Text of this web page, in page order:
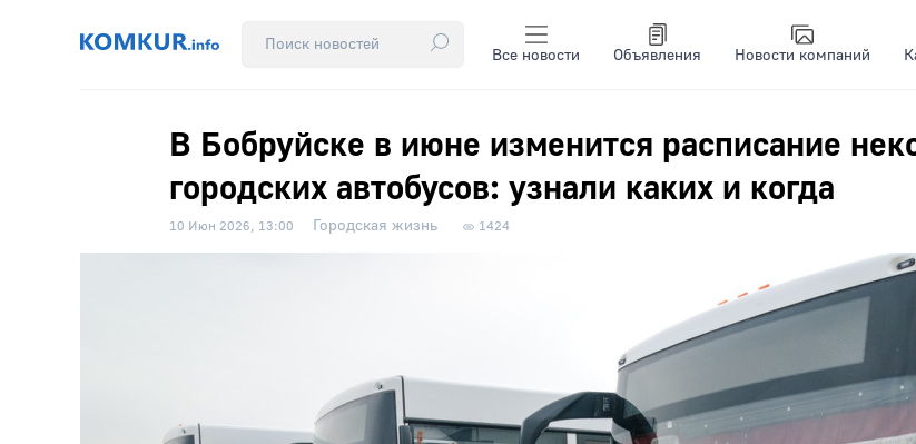
Все новости Объявления Новости компаний
В Бобруйске в июне изменится расписание
городских автобусов: узнали каких и когда
10 Июн 2026, 13:00 Городская жизнь 1424